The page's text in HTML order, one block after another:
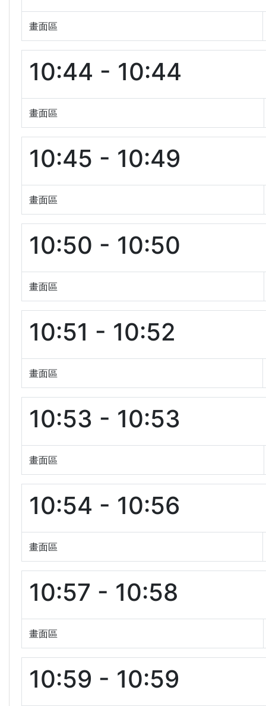
畫面區
10:44 - 10:44
畫面區
10:45 - 10:49
畫面區
10:50 - 10:50
畫面區
10:51 - 10:52
畫面區
10:53 - 10:53
畫面區
10:54 - 10:56
畫面區
10:57 - 10:58
畫面區
10:59 - 10:59